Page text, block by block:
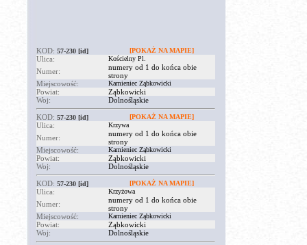
KOD: 57-230 [id] [POKAŻ NA MAPIE]
Ulica: Kościelny Pl.
Numer:
numery od 1 do końca obie
strony
Miejscowość:
Kamieniec Ząbkowicki
Powiat:
Ząbkowicki
Woj:
Dolnośląskie
KOD: 57-230 [id] [POKAŻ NA MAPIE]
Ulica: Krzywa
Numer:
numery od 1 do końca obie
strony
Miejscowość:
Kamieniec Ząbkowicki
Powiat:
Ząbkowicki
Woj:
Dolnośląskie
KOD: 57-230 [id] [POKAŻ NA MAPIE]
Ulica: Krzyżowa
Numer:
numery od 1 do końca obie
strony
Miejscowość:
Kamieniec Ząbkowicki
Powiat:
Ząbkowicki
Woj:
Dolnośląskie